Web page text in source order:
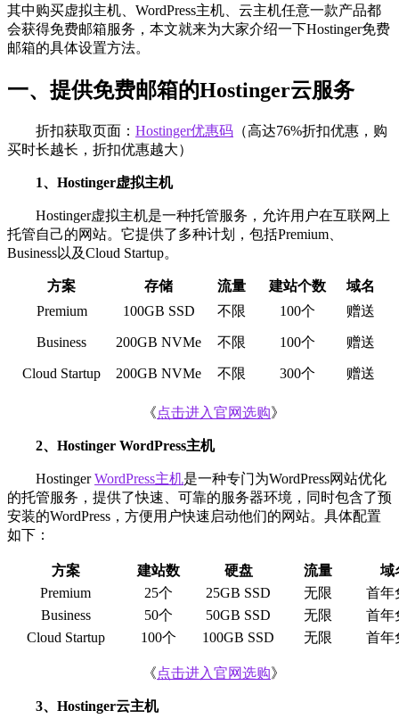
其中购买虚拟主机、WordPress主机、云主机任意一款产品都
会获得免费邮箱服务，本文就来为大家介绍一下Hostinger免费
邮箱的具体设置方法。
一、提供免费邮箱的Hostinger云服务
折扣获取页面： Hostinger优惠码 （高达76%折扣优惠，购
买时长越长，折扣优惠越大）
1、Hostinger虚拟主机
Hostinger虚拟主机是一种托管服务，允许用户在互联网上
托管自己的网站。它提供了多种计划，包括Premium、
Business以及Cloud Startup。
方案 存储 流量 建站个数
域名
Premium
100GB SSD 不限 100个 赠送
Business 200GB NVMe 不限 100个 赠送
Cloud Startup 200GB NVMe 不限 300个 赠送
《点击进入官网选购》
2、Hostinger WordPress主机
HostingerWordPress主机是一种专门为WordPress网站优化
的托管服务，提供了快速、可靠的服务器环境，同时包含了预
安装的WordPress，方便用户快速启动他们的网站。具体配置
如下：
方案 建站数 硬盘 流量
域
Premium
25个 25GB SSD 无限
首年
Business
50个 50GB SSD 无限
首年
Cloud Startup
100个 100GB SSD 无限 首年
《点击进入官网选购》
3、Hostinger云主机